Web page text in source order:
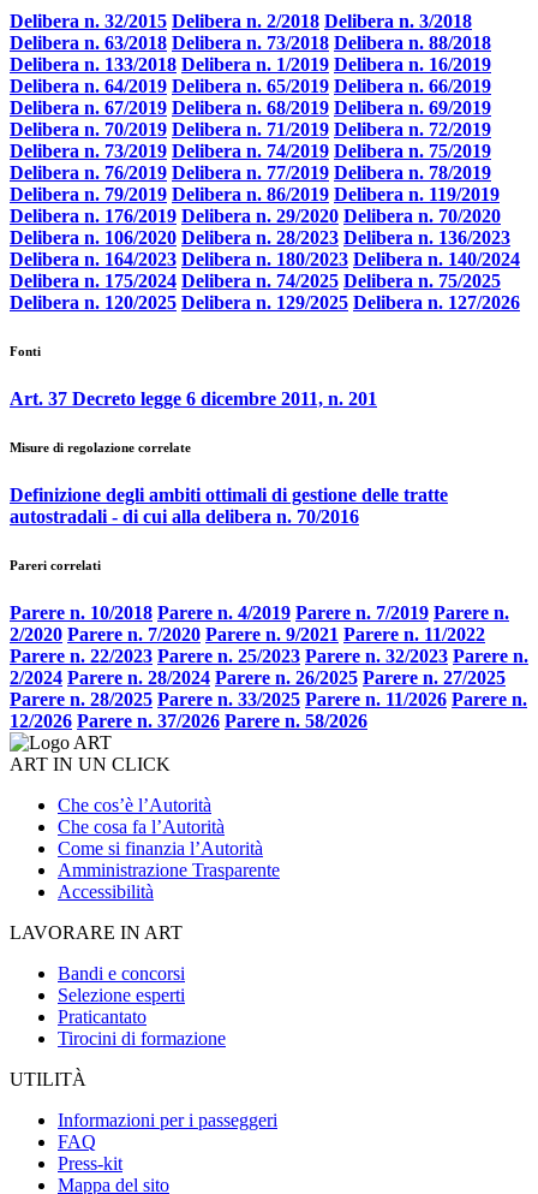
Delibera n. 32/2015 Delibera n. 2/2018 Delibera n. 3/2018
Delibera n. 63/2018 Delibera n. 73/2018 Delibera n. 88/2018
Delibera n. 133/2018 Delibera n. 1/2019 Delibera n. 16/2019
Delibera n. 64/2019 Delibera n. 65/2019 Delibera n. 66/2019
Delibera n. 67/2019 Delibera n. 68/2019 Delibera n. 69/2019
Delibera n. 70/2019 Delibera n. 71/2019 Delibera n. 72/2019
Delibera n. 73/2019 Delibera n. 74/2019 Delibera n. 75/2019
Delibera n. 76/2019 Delibera n. 77/2019 Delibera n. 78/2019
Delibera n. 79/2019 Delibera n. 86/2019 Delibera n. 119/2019
Delibera n. 176/2019 Delibera n. 29/2020 Delibera n. 70/2020
Delibera n. 106/2020 Delibera n. 28/2023 Delibera n. 136/2023
Delibera n. 164/2023 Delibera n. 180/2023 Delibera n. 140/2024
Delibera n. 175/2024 Delibera n. 74/2025 Delibera n. 75/2025
Delibera n. 120/2025 Delibera n. 129/2025 Delibera n. 127/2026
Fonti
Art. 37 Decreto legge 6 dicembre 2011, n. 201
Misure di regolazione correlate
Definizione degli ambiti ottimali di gestione delle tratte
autostradali - di cui alla delibera n. 70/2016
Pareri correlati
Parere n. 10/2018 Parere n. 4/2019 Parere n. 7/2019 Parere n.
2/2020 Parere n. 7/2020 Parere n. 9/2021 Parere n. 11/2022
Parere n. 22/2023 Parere n. 25/2023 Parere n. 32/2023 Parere n.
2/2024 Parere n. 28/2024 Parere n. 26/2025 Parere n. 27/2025
Parere n. 28/2025 Parere n. 33/2025 Parere n. 11/2026 Parere n.
12/2026 Parere n. 37/2026 Parere n. 58/2026
ART IN UN CLICK
Che cos’è l’Autorità
Che cosa fa l’Autorità
Come si finanzia l’Autorità
Amministrazione Trasparente
Accessibilità
LAVORARE IN ART
Bandi e concorsi
Selezione esperti
Praticantato
Tirocini di formazione
UTILITÀ
Informazioni per i passeggeri
FAQ
Press-kit
Mappa del sito